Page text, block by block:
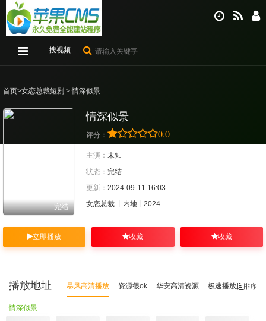
搜视频
首页>女恋总裁短剧 > 情深似景
完结
情深似景
评分： 0.0
主演： 未知
状态： 完结
更新： 2024-09-11 16:03
女恋总裁
内地 2024
立即播放 收藏 收藏
排序
播放地址 暴风高清播放 资源很ok 华安高清资源 极速播放 老牛
情深似景